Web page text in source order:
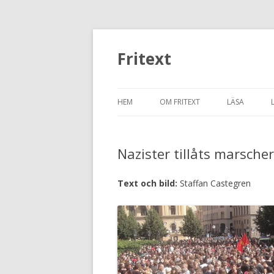
Fritext
HEM OM FRITEXT LÄSA
ANDRA
Nazister tillåts
Text och bild: Staffan Castegren